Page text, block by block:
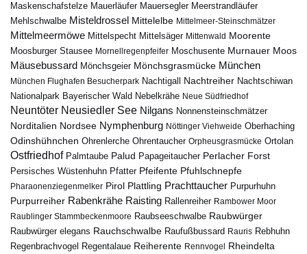
Maskenschafstelze Mauerläufer Mauersegler Meerstrandläufer
Mehlschwalbe Misteldrossel Mittelelbe Mittelmeer-Steinschmätzer
Mittelmeermöwe Mittelspecht Mittelsäger Mittenwald Moorente
Moosburger Stausee Mornellregenpfeifer Moschusente Murnauer Moos
Mäusebussard Mönchsgeier Mönchsgrasmücke München
München Flughafen Besucherpark Nachtigall Nachtreiher Nachtschiwan
Nationalpark Bayerischer Wald Nebelkrähe Neue Südfriedhof
Neuntöter Neusiedler See Nilgans Nonnensteinschmätzer
Norditalien Nordsee Nymphenburg Nöttinger Viehweide Oberhaching
Odinshühnchen Ohrenlerche Ohrentaucher Orpheusgrasmücke Ortolan
Ostfriedhof Palmtaube Palud Papageitaucher Perlacher Forst
Persisches Wüstenhuhn Pfatter Pfeifente Pfuhlschnepfe
Pharaonenziegenmelker Pirol Plattling Prachttaucher Purpurhuhn
Purpurreiher Rabenkrähe Raisting Rallenreiher Rambower Moor
Raublinger Stammbeckenmoore Raubseeschwalbe Raubwürger
Raubwürger elegans Rauchschwalbe Raufußbussard Rauris Rebhuhn
Regenbrachvogel Regentalaue Reiherente Rennvogel Rheindelta